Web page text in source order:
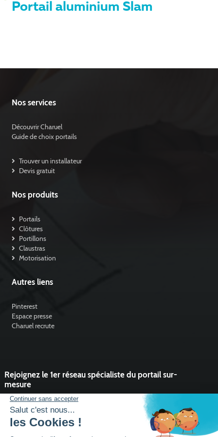
Portail aluminium Slam
Nos services
Découvrir Charuel
Guide de choix portails
Trouver un installateur
Devis gratuit
Nos produits
Portails
Clôtures
Portillons
Claustras
Motorisation
Autres liens
Pinterest
Espace presse
Charuel recrute
Rejoignez le 1er réseau spécialiste du portail sur-
mesure
Vous souhaitez développer l'activité portail de votre entreprise ?
Rejoindre un réseau dynamique, avec un service et des outils qui
font la différence ?